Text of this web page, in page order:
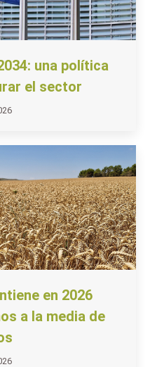
una política
el sector
en 2026
a la media de